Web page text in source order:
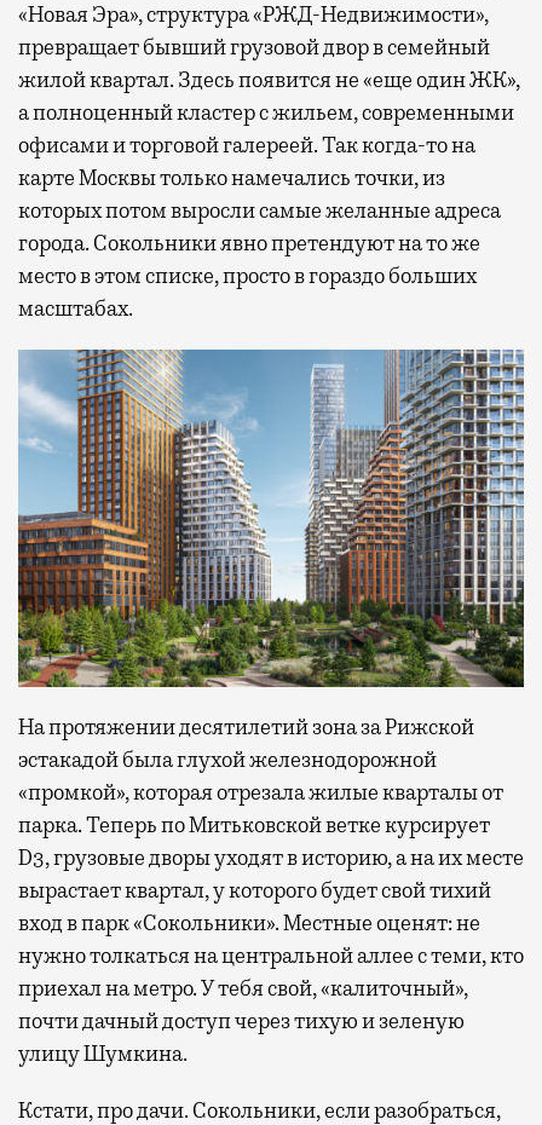
«Новая Эра», структура «РЖД-Недвижимости»,
превращает бывший грузовой двор в семейный
жилой квартал. Здесь появится не «еще один ЖК»,
а полноценный кластер с жильем, современными
офисами и торговой галереей. Так когда-то на
карте Москвы только намечались точки, из
которых потом выросли самые желанные адреса
города. Сокольники явно претендуют на то же
место в этом списке, просто в гораздо больших
масштабах.
На протяжении десятилетий зона за Рижской
эстакадой была глухой железнодорожной
«промкой», которая отрезала жилые кварталы от
парка. Теперь по Митьковской ветке курсирует
D3, грузовые дворы уходят в историю, а на их месте
вырастает квартал, у которого будет свой тихий
вход в парк «Сокольники». Местные оценят: не
нужно толкаться на центральной аллее с теми, кто
приехал на метро. У тебя свой, «калиточный»,
почти дачный доступ через тихую и зеленую
улицу Шумкина.
Кстати, про дачи. Сокольники, если разобраться,